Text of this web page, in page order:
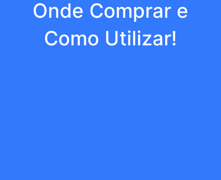
Onde Comprar e
Como Utilizar!